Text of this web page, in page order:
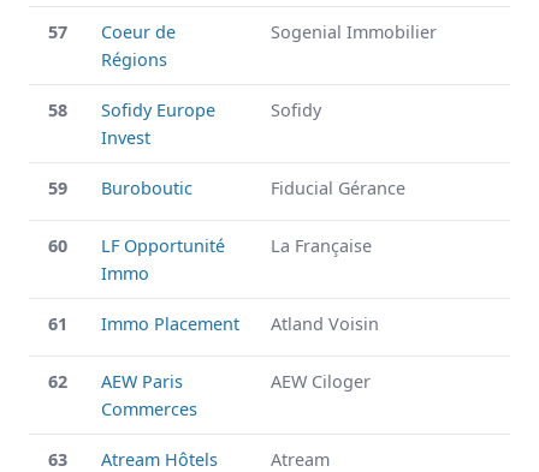
57
Coeur de
Régions
Sogenial Immobilier
58
Sofidy Europe
Invest
Sofidy
59 Buroboutic Fiducial Gérance
60
LF Opportunité
Immo
La Française
61 Immo Placement Atland Voisin
62
AEW Paris
Commerces
AEW Ciloger
63 Atream Hôtels Atream